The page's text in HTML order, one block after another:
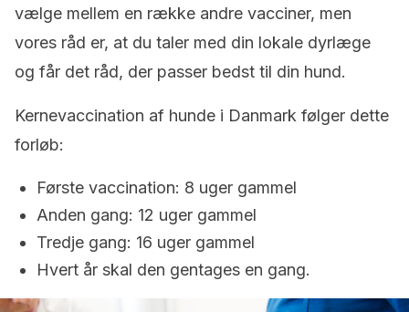
vælge mellem en række andre vacciner, men
vores råd er, at du taler med din lokale dyrlæge
og får det råd, der passer bedst til din hund.
Kernevaccination af hunde i Danmark følger dette
forløb:
Første vaccination: 8 uger gammel
Anden gang: 12 uger gammel
Tredje gang: 16 uger gammel
Hvert år skal den gentages en gang.